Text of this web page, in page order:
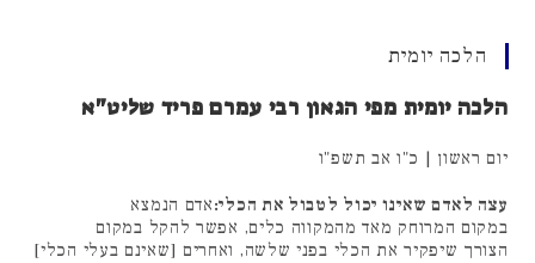
הלכה יומית
הלכה יומית מפי הגאון רבי עמרם פריד שליט"א
יום ראשון | כ"ו אב תשפ"ו
עצה לאדם שאינו יכול לטבול את הכלי:אדם הנמצא
במקום המרוחק מאד מהמקווה כלים, אפשר להקל במקום
הצורך שיפקיר את הכלי בפני שלשה, ואחרים [שאינם בעלי הכלי]